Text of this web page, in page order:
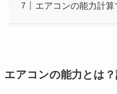
エアコンの能力計
エアコンの能力とは